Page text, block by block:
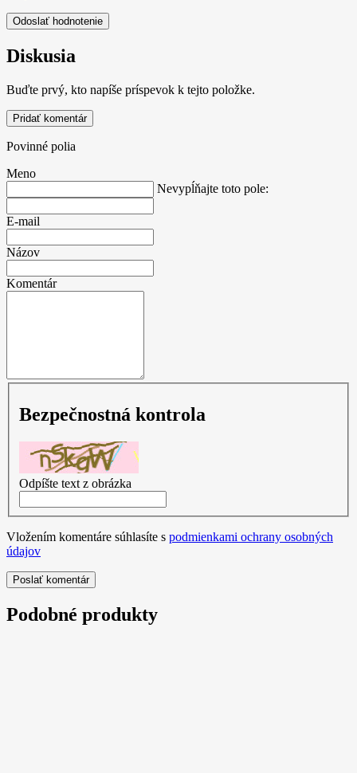
Odoslať hodnotenie
Diskusia
Buďte prvý, kto napíše príspevok k tejto položke.
Pridať komentár
Povinné polia
Meno
Nevypĺňajte toto pole:
E-mail
Názov
Komentár
Bezpečnostná kontrola
Odpíšte text z obrázka
Vložením komentáre súhlasíte s podmienkami ochrany osobných
údajov
Poslať komentár
Podobné produkty